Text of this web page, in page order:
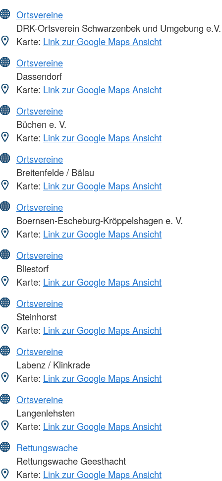
Ortsvereine
DRK-Ortsverein Schwarzenbek und Umgebung e.V.
Karte: Link zur Google Maps Ansicht
Ortsvereine
Dassendorf
Karte: Link zur Google Maps Ansicht
Ortsvereine
Büchen e. V.
Karte: Link zur Google Maps Ansicht
Ortsvereine
Breitenfelde / Bälau
Karte: Link zur Google Maps Ansicht
Ortsvereine
Boernsen-Escheburg-Kröppelshagen e. V.
Karte: Link zur Google Maps Ansicht
Ortsvereine
Bliestorf
Karte: Link zur Google Maps Ansicht
Ortsvereine
Steinhorst
Karte: Link zur Google Maps Ansicht
Ortsvereine
Labenz / Klinkrade
Karte: Link zur Google Maps Ansicht
Ortsvereine
Langenlehsten
Karte: Link zur Google Maps Ansicht
Rettungswache
Rettungswache Geesthacht
Karte: Link zur Google Maps Ansicht